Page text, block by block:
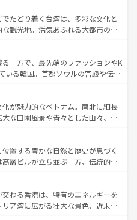
お、新着のアメリカ
を参照してほしい。
れる人々を迎えてくれるハワイの
フードやハワイアンミュージッ
など、すべてがハワイの魅力を彩
新着のハワイ情報
照してほしい。
にそびえるウルル（エアーズロッ
い原生林やケアンズの熱帯雨林な
。また、カフェやワイン、オージ
充実しており、サーフィンやダイ
、アウトドア好きにはたまらな
彩な魅力を存分に味わいつくそ
たどり着く台湾は、多彩な文化と
観光地。活気あふれる大都市の台
である台湾東部など、都市の喧騒
ており、訪れる人に新しい発見と
。また、奥深い台湾の食文化も魅
ーツなど、バラエティ豊かな料理
なお、新着の台湾情報は コンテンツ一覧を参
一方で、最先端のファッションやK
いる韓国。首都ソウルの宮殿や伝統
四季折々の自然美を楽しむことが
や焼肉、絶品のストリートフード
理が待っている。夜には、韓国な
韓国の多彩な魅力を心ゆくまで味
てみてほしい。 なお、新着の韓国情報はコンテンツ一
が魅力的なベトナム。南北に細長
な田園風景や青々とした山々、世
息づく。ハノイの古い町並みやホ
治時代の建物も、独特の雰囲気を
バラエティの豊かさとおいしさで
ー、ベトナムコーヒーなどは、ぜ
の地域を訪れてもあたたかい人々
ので、きっと忘れられない旅にな
置する豊かな自然と歴史が息づく
層ビルが立ち並ぶ一方、伝統的な
北部ではチェンマイなどの山岳地
部ではプーケットやクラビの美し
を楽しむことができる。タイ料理
わる香港は、特有のエネルギーを
ア湾に広がる壮大な景色、近未来